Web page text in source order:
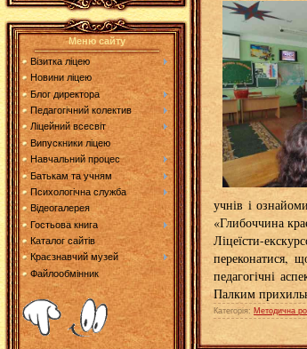
Меню сайту
Візитка ліцею
Новини ліцею
Блог директора
Педагогічний колектив
Ліцейний всесвіт
Випускники ліцею
Навчальний процес
Батькам та учням
Психологічна служба
Відеогалерея
Гостьова книга
Каталог сайтів
Краєзнавчий музей
Файлообмінник
учнів і
«Глибоччина
Ліцеїсти-
переконатися,
педагогічні
Палким
Категорія: Методична